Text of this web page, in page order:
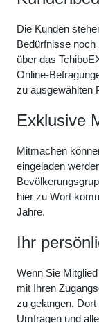
Die Kunden
Bedürfnisse
über das
Online-
zu ausgewählten
Exklusive
Mitmachen
eingeladen
hier zu Wort
Jahre.
Ihr
Wenn Sie
mit Ihren
zu gelangen.
Umfragen und